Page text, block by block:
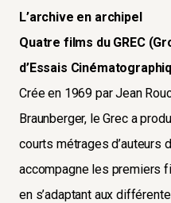
L’archive en archipel
Quatre films du GREC
d’Essais
Crée en 1969 par Jean
Braunberger, le Grec a
courts métrages d’auteurs
accompagne les premiers
en s’adaptant aux